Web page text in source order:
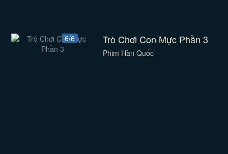
6/6 Trò Chơi Con Mực Phần 3
Phim Hàn Quốc